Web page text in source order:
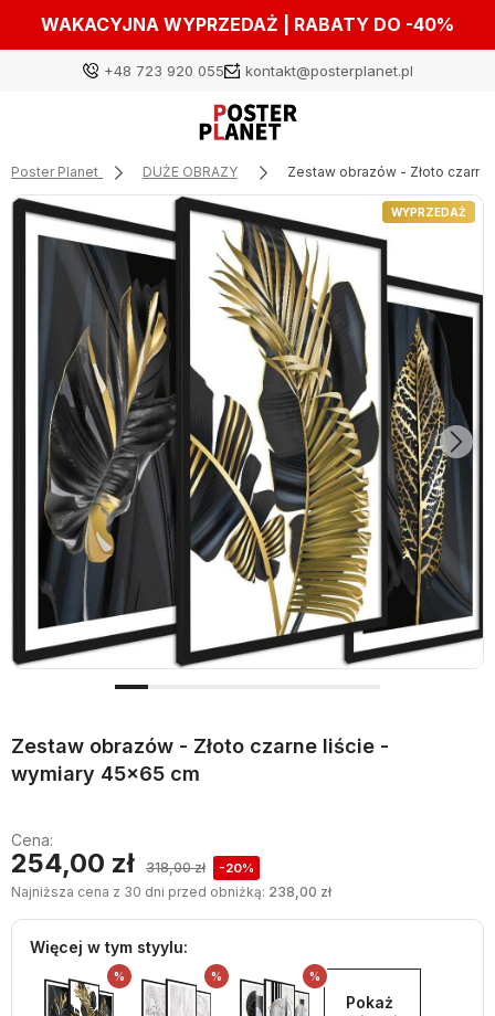
WAKACYJNA WYPRZEDAŻ | RABATY DO -40%
+48 723 920 055 kontakt@posterplanet.pl
Zaloguj się
Załóż konto
Wybierz coś dla siebie z naszej aktualnej oferty lub
zaloguj się, aby przywrócić dodane produkty do listy
z poprzedniej sesji.
Poster Planet DUŻE OBRAZY Zestaw obrazów - Złoto
WYPRZEDAŻ
Zestaw obrazów - Złoto czarne liście -
wymiary 45x65 cm
Cena:
254,00 zł 318,00 zł -20%
Najniższa cena z 30 dni przed obniżką: 238,00 zł
Więcej w tym styylu:
% % %
Pokaż